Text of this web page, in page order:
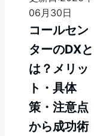
06月30日
コールセン
ターのDXと
は？メリッ
ト・具体
策・注意点
から成功術